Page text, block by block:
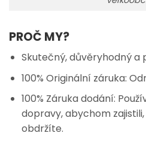
PROČ MY?
Skutečný, důvěryhodný a
100% Originální záruka:
100% Záruka dodání:
dopravy, abychom zajistili,
obdržíte.